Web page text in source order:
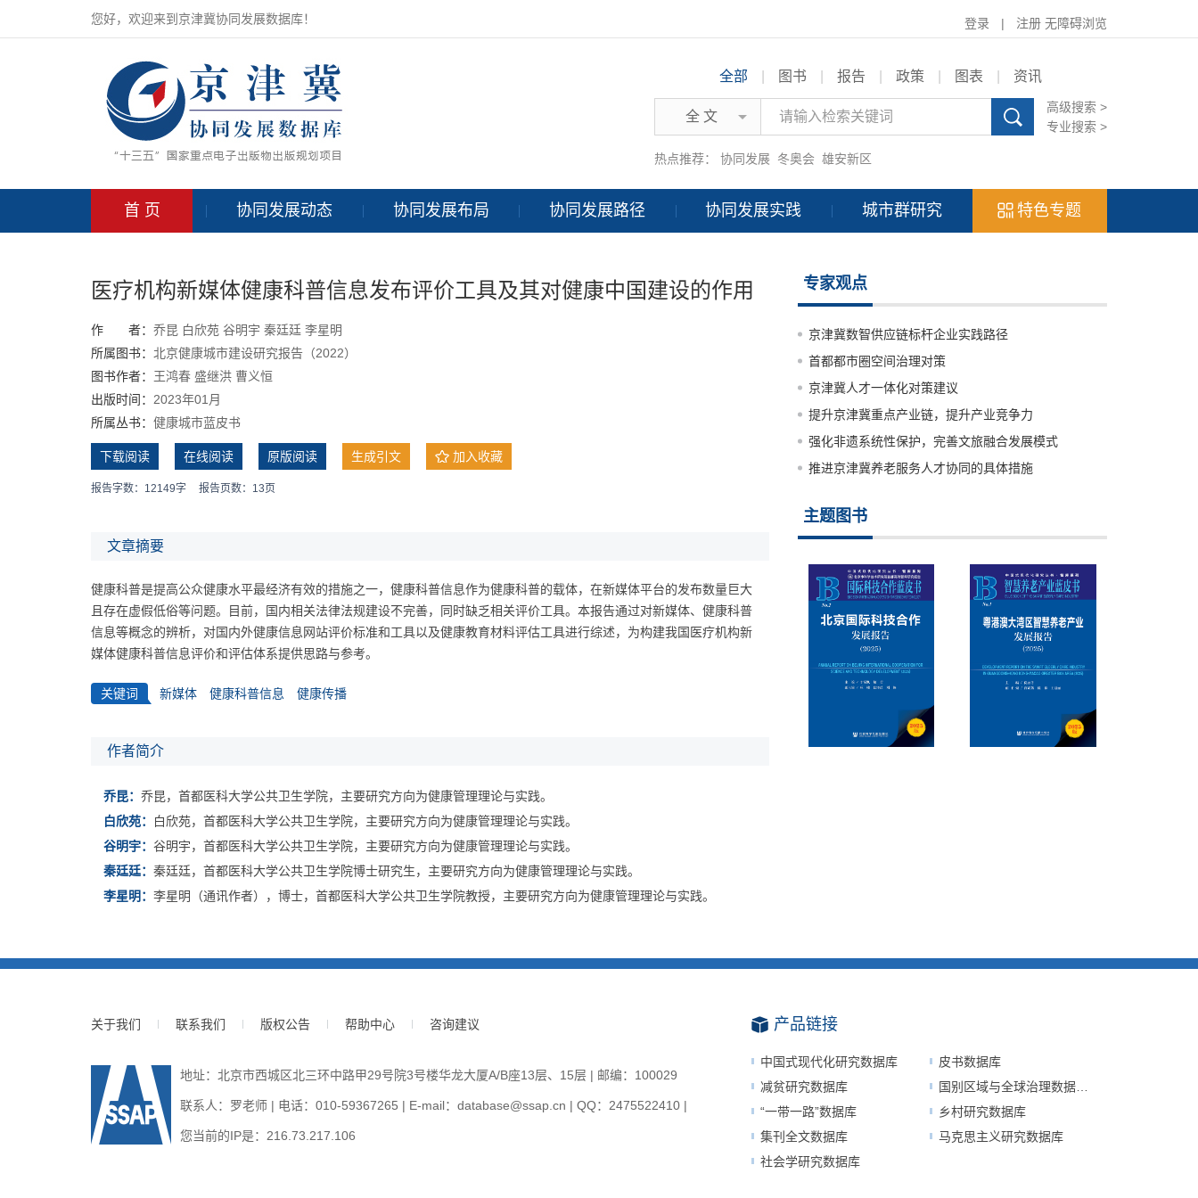
您好，欢迎来到京津冀协同发展数据库！ 登录 | 注册 无障碍浏览
全部 图书 报告 政策 图表 资讯
全 文
高级搜索 >
专业搜索 >
热点推荐： 协同发展 冬奥会 雄安新区
首 页 协同发展动态 协同发展布局 协同发展路径 协同发展实践 城市群研究 特色专题
医疗机构新媒体健康科普信息发布评价工具及其对健康中国建设的作用
作 者： 乔昆 白欣苑 谷明宇 秦廷廷 李星明
所属图书： 北京健康城市建设研究报告（2022）
图书作者： 王鸿春 盛继洪 曹义恒
出版时间： 2023年01月
所属丛书： 健康城市蓝皮书
下载阅读 在线阅读 原版阅读 生成引文 加入收藏
报告字数：12149字 报告页数：13页
文章摘要
健康科普是提高公众健康水平最经济有效的措施之一，健康科普信息作为健康科普的载体，在新媒体平台的发布数量巨大
且存在虚假低俗等问题。目前，国内相关法律法规建设不完善，同时缺乏相关评价工具。本报告通过对新媒体、健康科普
信息等概念的辨析，对国内外健康信息网站评价标准和工具以及健康教育材料评估工具进行综述，为构建我国医疗机构新
媒体健康科普信息评价和评估体系提供思路与参考。
关键词 新媒体 健康科普信息 健康传播
作者简介
乔昆： 乔昆，首都医科大学公共卫生学院，主要研究方向为健康管理理论与实践。
白欣苑：
白欣苑，首都医科大学公共卫生学院，主要研究方向为健康管理理论与实践。
谷明宇： 谷明宇，首都医科大学公共卫生学院，主要研究方向为健康管理理论与实践。
秦廷廷： 秦廷廷，首都医科大学公共卫生学院博士研究生，主要研究方向为健康管理理论与实践。
李星明： 李星明（通讯作者），博士，首都医科大学公共卫生学院教授，主要研究方向为健康管理理论与实践。
专家观点
京津冀数智供应链标杆企业实践路径
首都都市圈空间治理对策
京津冀人才一体化对策建议
提升京津冀重点产业链，提升产业竞争力
强化非遗系统性保护，完善文旅融合发展模式
推进京津冀养老服务人才协同的具体措施
主题图书
关于我们 联系我们 版权公告 帮助中心 咨询建议
地址：北京市西城区北三环中路甲29号院3号楼华龙大厦A/B座13层、15层 | 邮编：100029
联系人：罗老师 | 电话：010-59367265 | E-mail：database@ssap.cn | QQ：2475522410 |
您当前的IP是： 216.73.217.106
产品链接
中国式现代化研究数据库
皮书数据库
减贫研究数据库
国别区域与全球治理数据平台
“一带一路”数据库
乡村研究数据库
集刊全文数据库
马克思主义研究数据库
社会学研究数据库